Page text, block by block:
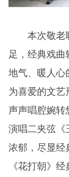
本次敬老
足，经典戏
地气、暖人心
为喜爱的文艺
声声唱腔婉
演唱二夹弦《
浓郁，尽显经
《花打朝》